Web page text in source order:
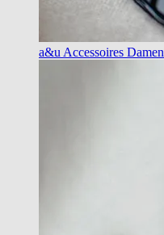
a&u Accessoires Damen